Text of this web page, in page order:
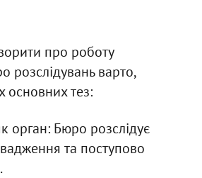
про роботу
розслідувань варто,
основних тез:
орган: Бюро розслідує
та поступово